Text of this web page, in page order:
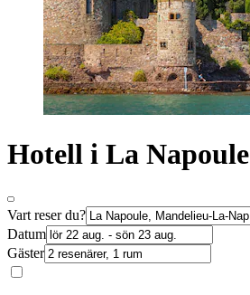
Hotell i La Napoule
Vart reser du?
Datum
Gäster